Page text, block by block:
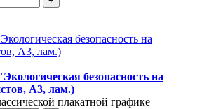
безопасность на
A3, лам.)
плакатной графике